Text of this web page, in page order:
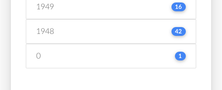
1949 16
1948 42
0 1